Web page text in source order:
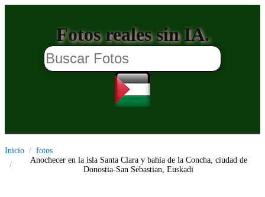
Fotos reales sin IA.
Inicio
fotos
Anochecer en la isla Santa Clara y bahía de la Concha, ciudad de
Donostia-San Sebastian, Euskadi